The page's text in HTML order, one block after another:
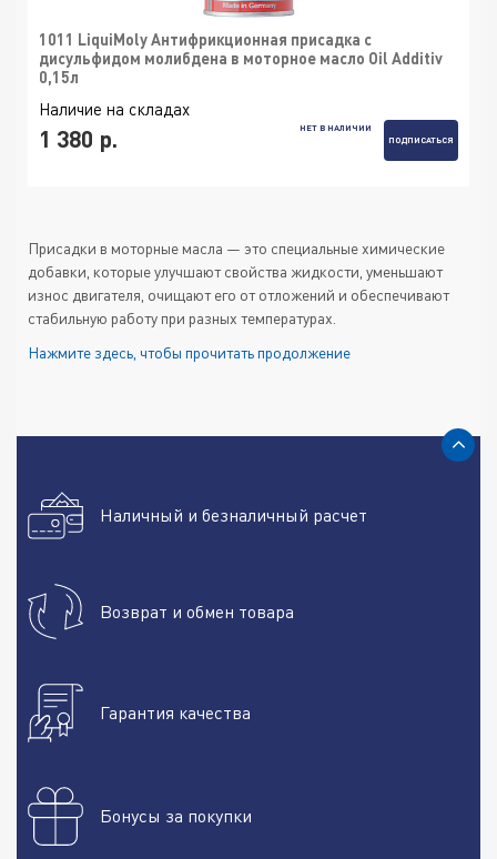
1011 LiquiMoly Антифрикционная присадка с
дисульфидом молибдена в моторное масло Oil Additiv
0,15л
Наличие на складах
1 380 р.
НЕТ В НАЛИЧИИ
ПОДПИСАТЬСЯ
Присадки в моторные масла — это специальные химические
добавки, которые улучшают свойства жидкости, уменьшают
износ двигателя, очищают его от отложений и обеспечивают
стабильную работу при разных температурах.
Разновидности средств,
назначение
и износа внутренних частей ДВС. Действие: Уменьшение
трения позволяет увеличить эффективность работы ДВС,
Топливные присадки. Назначение: Оптимизация работы
топливной системы и экономия топлива. Действие:
расхода топлива, и повышение эффективности сгорания.
Вязкостные стабилизаторы. Назначение: Поддержание
различных условиях эксплуатации, что важно для надежной
работы двигателя.
Нажмите здесь, чтобы прочитать продолжение
Наличный и безналичный расчет
Возврат и обмен товара
Гарантия качества
Бонусы за покупки